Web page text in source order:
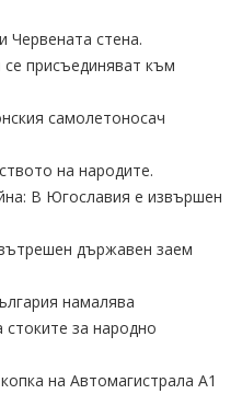
Червената стена.
присъединяват към
самолетоносач
на народите.
В Югославия е извършен
държавен заем
намалява
за народно
на Автомагистрала А1